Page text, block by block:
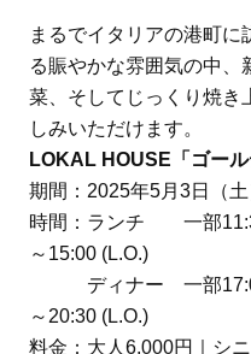
まるでイタリアの港町に
る賑やかな雰囲気の中、
菜、そしてじっくり焼き
しみいただけます。
LOKAL HOUSE「ゴール
期間：2025年5月3日（土
時間：ランチ 一部
～15:00 (L.O.)
ディナー 一部17:00
～20:30 (L.O.)
料金：大人6,000円｜シ